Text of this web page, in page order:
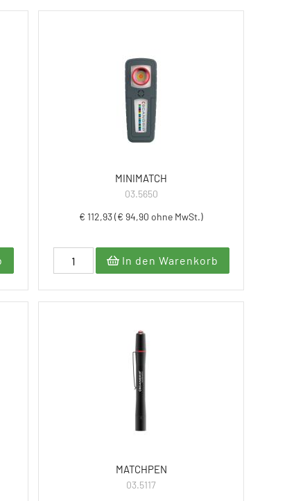
MINIMATCH
03.5650
€ 112,93 (€ 94,90 ohne MwSt.)
In den Warenkorb
MATCHPEN
03.5117